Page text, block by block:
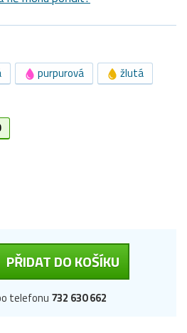
purpurová žlutá
PŘIDAT DO KOŠÍKU
telefonu 732 630 662